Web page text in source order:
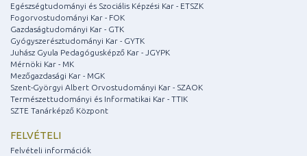
Egészségtudományi és Szociális Képzési Kar - ETSZK
Fogorvostudományi Kar - FOK
Gazdaságtudományi Kar - GTK
Gyógyszerésztudományi Kar - GYTK
Juhász Gyula Pedagógusképző Kar - JGYPK
Mérnöki Kar - MK
Mezőgazdasági Kar - MGK
Szent-Györgyi Albert Orvostudományi Kar - SZAOK
Természettudományi és Informatikai Kar - TTIK
SZTE Tanárképző Központ
FELVÉTELI
Felvételi információk